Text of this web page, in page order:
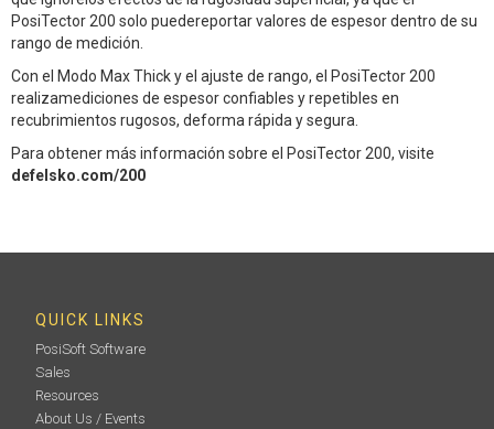
PosiTector 200 solo puedereportar valores de espesor dentro de su
rango de medición.
Con el Modo Max Thick y el ajuste de rango, el PosiTector 200
realizamediciones de espesor confiables y repetibles en
recubrimientos rugosos, deforma rápida y segura.
Para obtener más información sobre el PosiTector 200, visite
defelsko.com/200
QUICK LINKS
PosiSoft Software
Sales
Resources
About Us / Events